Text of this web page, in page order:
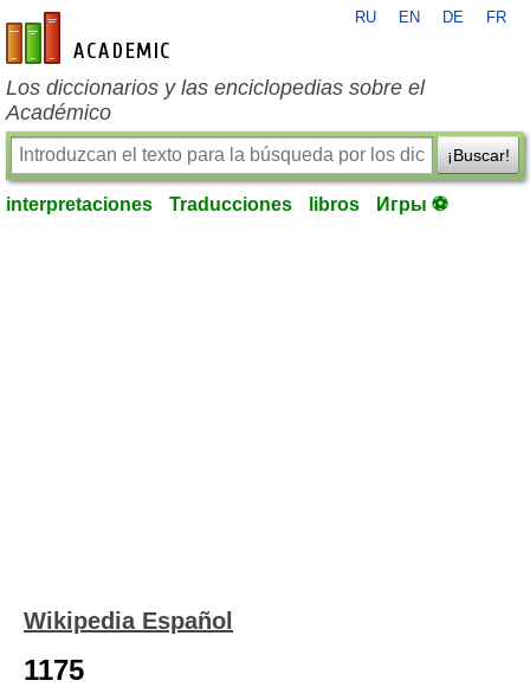
es-academic.com
RU EN DE FR
Los diccionarios y las enciclopedias sobre el
Académico
¡Buscar!
interpretaciones Traducciones libros Игры ⚽
Wikipedia Español
1175